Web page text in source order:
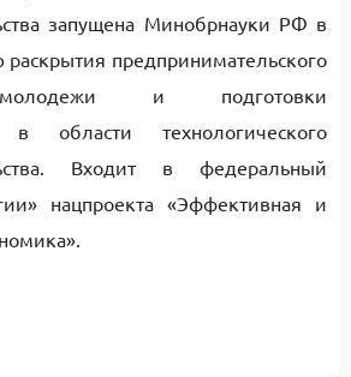
запущена Минобрнауки РФ в
раскрытия предпринимательского
и подготовки
в области технологического
Входит в федеральный
нацпроекта «Эффективная и